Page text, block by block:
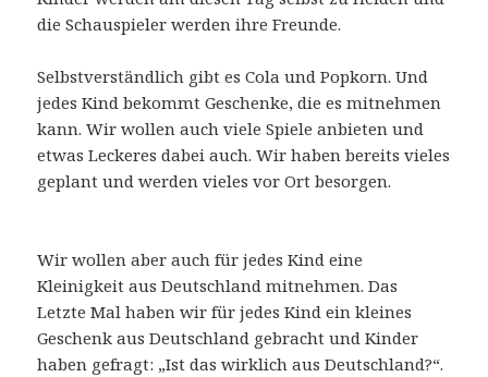
die Schauspieler werden ihre Freunde.
Selbstverständlich gibt es Cola und Popkorn. Und
jedes Kind bekommt Geschenke, die es mitnehmen
kann. Wir wollen auch viele Spiele anbieten und
etwas Leckeres dabei auch. Wir haben bereits vieles
geplant und werden vieles vor Ort besorgen.
Wir wollen aber auch für jedes Kind eine
Kleinigkeit aus Deutschland mitnehmen. Das
Letzte Mal haben wir für jedes Kind ein kleines
Geschenk aus Deutschland gebracht und Kinder
haben gefragt: „Ist das wirklich aus Deutschland?“.